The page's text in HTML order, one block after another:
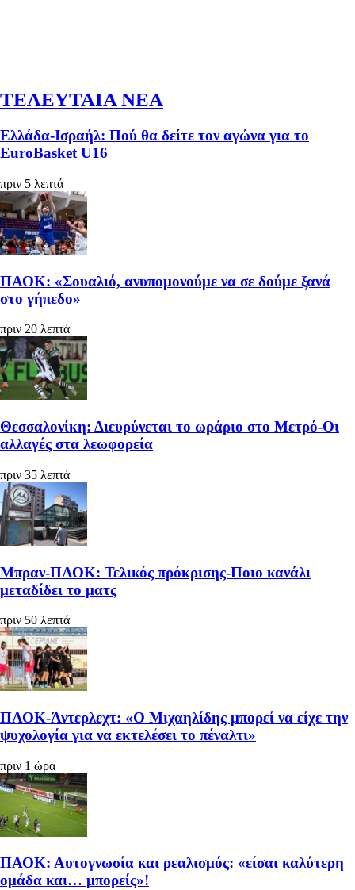
ΤΕΛΕΥΤΑΙΑ ΝΕΑ
Ελλάδα-Ισραήλ: Πού θα δείτε τον αγώνα για το
EuroBasket U16
πριν 5 λεπτά
ΠΑΟΚ: «Σουαλιό, ανυπομονούμε να σε δούμε ξανά
στο γήπεδο»
πριν 20 λεπτά
Θεσσαλονίκη: Διευρύνεται το ωράριο στο Μετρό-Οι
αλλαγές στα λεωφορεία
πριν 35 λεπτά
Μπραν-ΠΑΟΚ: Τελικός πρόκρισης-Ποιο κανάλι
μεταδίδει το ματς
πριν 50 λεπτά
ΠΑΟΚ-Άντερλεχτ: «Ο Μιχαηλίδης μπορεί να είχε την
ψυχολογία για να εκτελέσει το πέναλτι»
πριν 1 ώρα
ΠΑΟΚ: Αυτογνωσία και ρεαλισμός: «είσαι καλύτερη
ομάδα και… μπορείς»!